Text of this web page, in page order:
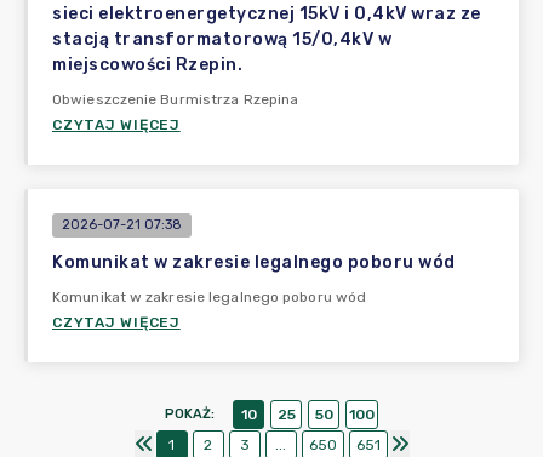
sieci elektroenergetycznej 15kV i 0,4kV wraz ze
stacją transformatorową 15/0,4kV w
miejscowości Rzepin.
Obwieszczenie Burmistrza Rzepina
CZYTAJ WIĘCEJ
2026-07-21 07:38
Komunikat w zakresie legalnego poboru wód
Komunikat w zakresie legalnego poboru wód
CZYTAJ WIĘCEJ
POKAŻ: 10 25 50
100
1
2 3 ... 650 651